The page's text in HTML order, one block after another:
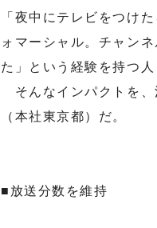
「夜中にテレビをつけ
ォマーシャル。チャン
た」という経験を持つ人
そんなインパクトを、
（本社東京都）だ。
■放送分数を維持